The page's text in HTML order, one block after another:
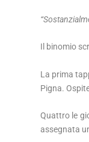
Il binomio
La prima
Pigna.
Quattro le
assegnata